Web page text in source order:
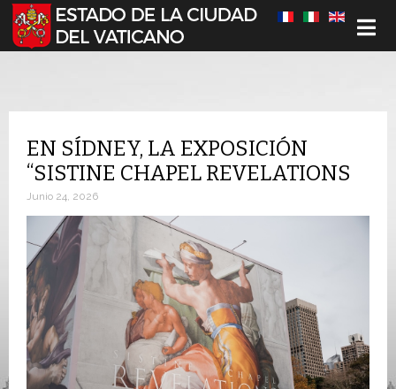
Seleccione su idioma
EN SÍDNEY, LA EXPOSICIÓN
“SISTINE CHAPEL REVELATIONS
Junio 24, 2026